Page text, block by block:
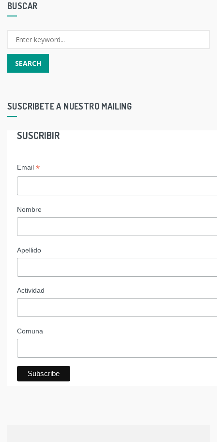
BUSCAR
SUSCRIBETE A NUESTRO MAILING
SUSCRIBIR
Email *
Nombre
Apellido
Actividad
Comuna